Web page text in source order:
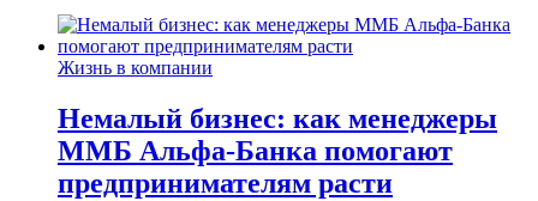
Жизнь в компании
Немалый бизнес: как менеджеры
ММБ Альфа-Банка помогают
предпринимателям расти